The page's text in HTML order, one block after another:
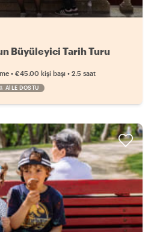
Büyüleyici Tarih Turu
• €45.00 kişi başı • 2.5 saat
AILE DOSTU